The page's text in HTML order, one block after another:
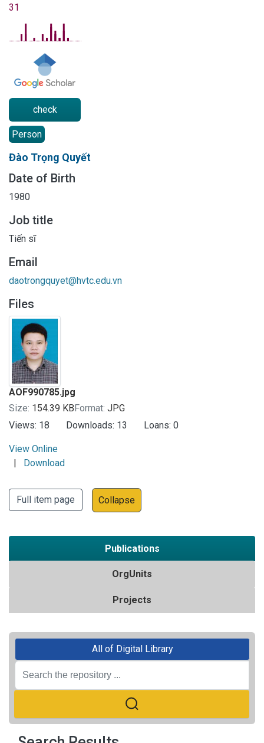
31
check
Person
Đào Trọng Quyết
Date of Birth
1980
Job title
Tiến sĩ
Email
daotrongquyet@hvtc.edu.vn
Files
AOF990785.jpg
Size: 154.39 KBFormat: JPG
Views: 18 Downloads: 13 Loans: 0
View Online
|
Download
Full item page Collapse
Publications
OrgUnits
Projects
All of Digital Library